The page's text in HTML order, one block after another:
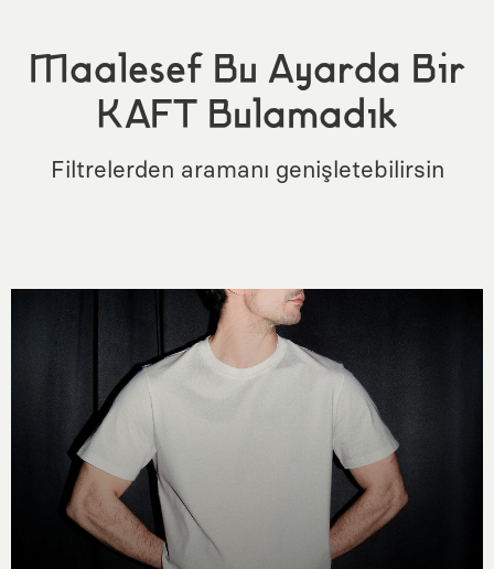
Maalesef Bu Ayarda Bir
KAFT Bulamadık
Filtrelerden aramanı genişletebilirsin